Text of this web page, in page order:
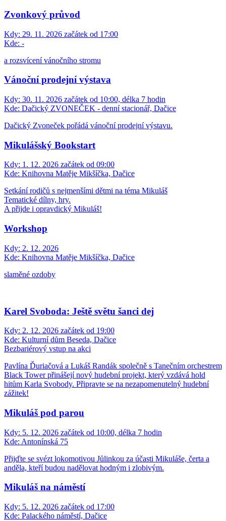
Zvonkový průvod
Kdy: 29. 11. 2026 začátek od 17:00
Kde: -
a rozsvícení vánočního stromu
Vánoční prodejní výstava
Kdy: 30. 11. 2026 začátek od 10:00, délka 7 hodin
Kde: Dačický ZVONEČEK - denní stacionář, Dačice
Dačický Zvoneček pořádá vánoční prodejní výstavu.
Mikulášský Bookstart
Kdy: 1. 12. 2026 začátek od 09:00
Kde: Knihovna Matěje Mikšíčka, Dačice
Setkání rodičů s nejmenšími dětmi na téma Mikuláš
Tematické dílny, hry.
A přijde i opravdický Mikuláš!
Workshop
Kdy: 2. 12. 2026
Kde: Knihovna Matěje Mikšíčka, Dačice
slaměné ozdoby
Karel Svoboda: Ještě světu šanci dej
Kdy: 2. 12. 2026 začátek od 19:00
Kde: Kulturní dům Beseda, Dačice
Bezbariérový vstup na akci
Pavlína Ďuriačová a Lukáš Randák společně s Tanečním orchestrem
Black Tower přinášejí nový hudební projekt, který vzdává hold
hitům Karla Svobody. Připravte se na nezapomenutelný hudební
zážitek!
Mikuláš pod parou
Kdy: 5. 12. 2026 začátek od 10:00, délka 7 hodin
Kde: Antonínská 75
Přijďte se svézt lokomotivou Jůlinkou za účasti Mikuláše, čerta a
anděla, kteří budou nadělovat hodným i zlobivým.
Mikuláš na náměstí
Kdy: 5. 12. 2026 začátek od 17:00
Kde: Palackého náměstí, Dačice